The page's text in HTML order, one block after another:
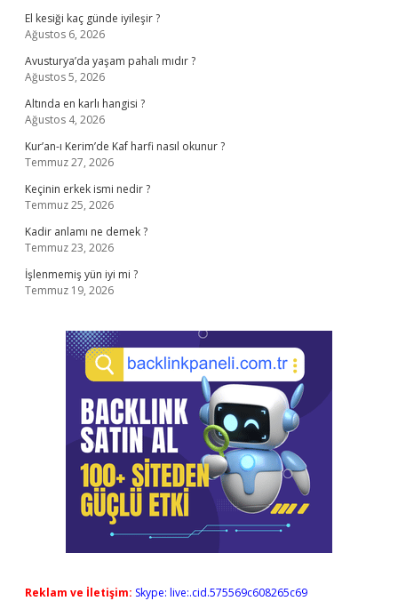
El kesiği kaç günde iyileşir ?
Ağustos 6, 2026
Avusturya’da yaşam pahalı mıdır ?
Ağustos 5, 2026
Altında en karlı hangisi ?
Ağustos 4, 2026
Kur’an-ı Kerim’de Kaf harfi nasıl okunur ?
Temmuz 27, 2026
Keçinin erkek ismi nedir ?
Temmuz 25, 2026
Kadir anlamı ne demek ?
Temmuz 23, 2026
İşlenmemiş yün iyi mi ?
Temmuz 19, 2026
Reklam ve İletişim: Skype: live:.cid.575569c608265c69